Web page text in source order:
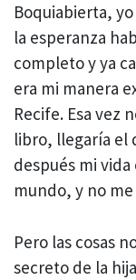
Boquiabierta,
la esperanza
completo y ya
era mi manera
Recife. Esa vez
libro, llegaría el
después mi
mundo, y no
Pero las cosas
secreto de la